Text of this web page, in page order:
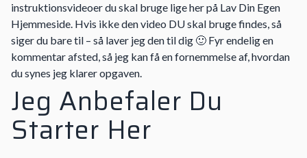
instruktionsvideoer du skal bruge lige her på Lav Din Egen
Hjemmeside. Hvis ikke den video DU skal bruge findes, så
siger du bare til – så laver jeg den til dig 🙂 Fyr endelig en
kommentar afsted, så jeg kan få en fornemmelse af, hvordan
du synes jeg klarer opgaven.
Jeg Anbefaler Du
Starter Her